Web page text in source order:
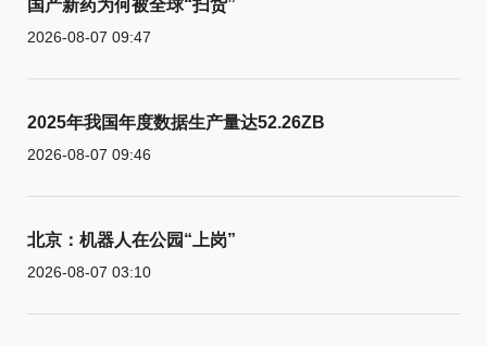
国产新药为何被全球“扫货”
2026-08-07 09:47
2025年我国年度数据生产量达52.26ZB
2026-08-07 09:46
北京：机器人在公园“上岗”
2026-08-07 03:10